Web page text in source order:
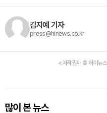
김지예 기자
press@hinews.co.kr
<저작권자 © 하이뉴
많이 본 뉴스